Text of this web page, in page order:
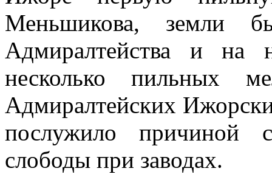
Меньшикова, земли
Адмиралтейства и на
несколько пильных
Адмиралтейских
послужило причиной
слободы при заводах.